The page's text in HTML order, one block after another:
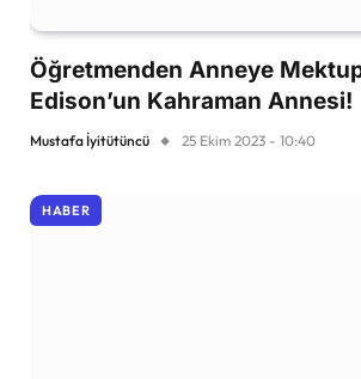
Öğretmenden Anneye
Edison’un Kahraman Annesi!
Mustafa İyitütüncü 25 Ekim 2023 - 10:40
HABER